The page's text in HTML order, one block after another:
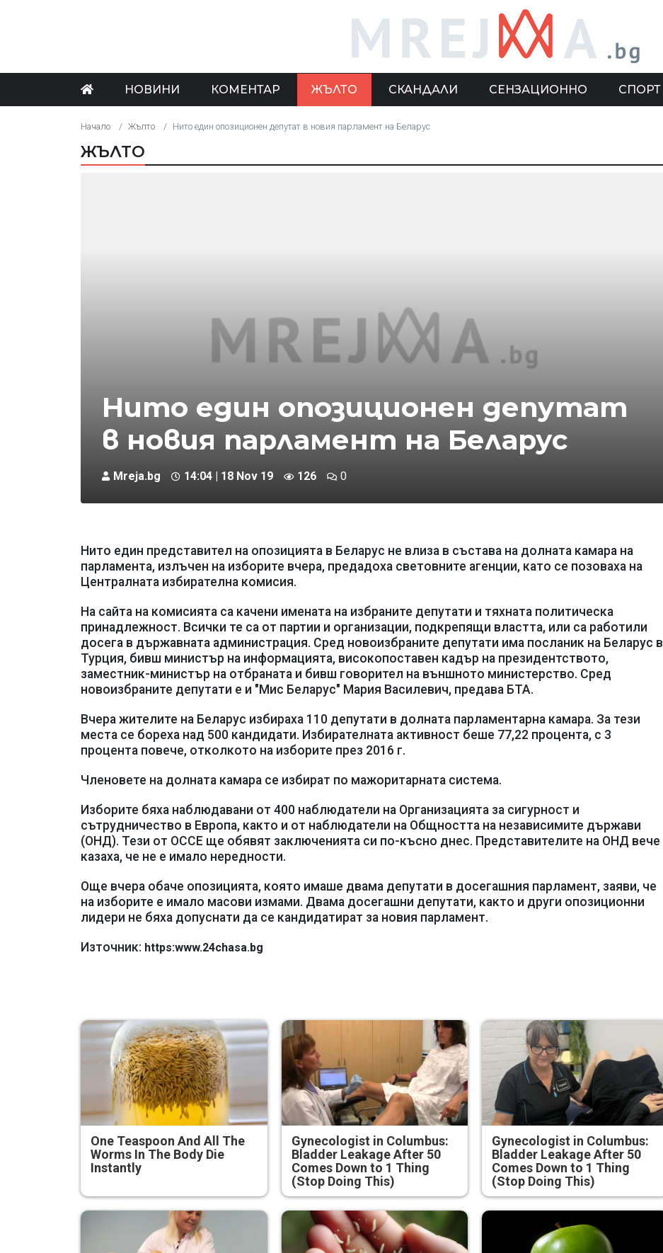
НОВИНИ КОМЕНТАР ЖЪЛТО СКАНДАЛИ СЕНЗАЦИОННО СПОРТ
Начало Жълто Нито един опозиционен депутат в новия парламент на Беларус
ЖЪЛТО
Нито един опозиционен депутат
в новия парламент на Беларус
Mreja.bg 14:04 | 18 Nov 19 126 0
Нито един представител на опозицията в Беларус не влиза в състава на долната камара на
парламента, излъчен на изборите вчера, предадоха световните агенции, като се позоваха на
Централната избирателна комисия.
На сайта на комисията са качени имената на избраните депутати и тяхната политическа
принадлежност. Всички те са от партии и организации, подкрепящи властта, или са работили
досега в държавната администрация. Сред новоизбраните депутати има посланик на Беларус в
Турция, бивш министър на информацията, високопоставен кадър на президентството,
заместник-министър на отбраната и бивш говорител на външното министерство. Сред
новоизбраните депутати е и "Мис Беларус" Мария Василевич, предава БТА.
Вчера жителите на Беларус избираха 110 депутати в долната парламентарна камара. За тези
места се бореха над 500 кандидати. Избирателната активност беше 77,22 процента, с 3
процента повече, отколкото на изборите през 2016 г.
Членовете на долната камара се избират по мажоритарната система.
Изборите бяха наблюдавани от 400 наблюдатели на Организацията за сигурност и
сътрудничество в Европа, както и от наблюдатели на Общността на независимите държави
(ОНД). Тези от ОССЕ ще обявят заключенията си по-късно днес. Представителите на ОНД вече
казаха, че не е имало нередности.
Още вчера обаче опозицията, която имаше двама депутати в досегашния парламент, заяви, че
на изборите е имало масови измами. Двама досегашни депутати, както и други опозиционни
лидери не бяха допуснати да се кандидатират за новия парламент.
Източник: https:www.24chasa.bg
One Teaspoon And All The
Worms In The Body Die
Instantly
Gynecologist in Columbus:
Bladder Leakage After 50
Comes Down to 1 Thing
(Stop Doing This)
Gynecologist in Columbus:
Bladder Leakage After 50
Comes Down to 1 Thing
(Stop Doing This)